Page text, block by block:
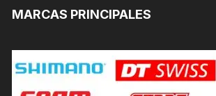
MARCAS PRINCIPALES